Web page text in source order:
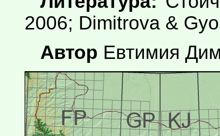
2006; Dimitrova &
Автор Евтимия